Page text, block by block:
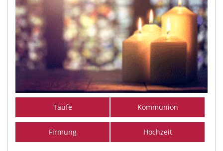
Taufe Kommunion
Firmung Hochzeit